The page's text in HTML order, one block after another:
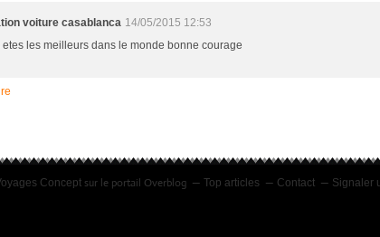
voiture casablanca 14/05/2015 12:53
etes les meilleurs dans le monde bonne courage
Conceptsur le portail Overblog Top articles Contact Signaler